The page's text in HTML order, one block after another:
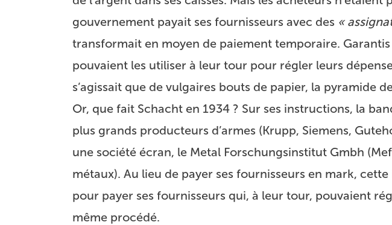
gouvernement payait ses fournisseurs avec des «
transformait en moyen de paiement temporaire. Garantis
pouvaient les utiliser à leur tour pour régler leurs
s’agissait que de vulgaires bouts de papier, la pyramide
Or, que fait Schacht en 1934 ? Sur ses instructions, la
plus grands producteurs d’armes (Krupp, Siemens,
une société écran, le Metal Forschungsinstitut Gmbh
métaux). Au lieu de payer ses fournisseurs en mark,
pour payer ses fournisseurs qui, à leur tour, pouvaient
même procédé.